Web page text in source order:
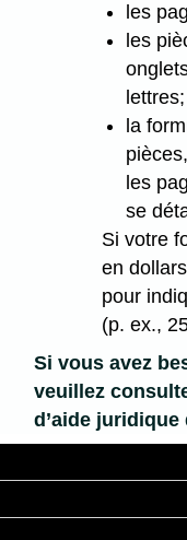
les
les
lettres;
la
les
se
Si votre
en
pour
(p. ex.,
Si vous avez
veuillez
d’aide juridique